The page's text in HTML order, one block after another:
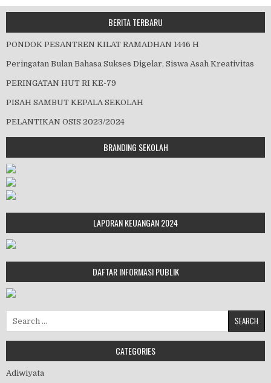
BERITA TERBARU
PONDOK PESANTREN KILAT RAMADHAN 1446 H
Peringatan Bulan Bahasa Sukses Digelar, Siswa Asah Kreativitas
PERINGATAN HUT RI KE-79
PISAH SAMBUT KEPALA SEKOLAH
PELANTIKAN OSIS 2023/2024
BRANDING SEKOLAH
LAPORAN KEUANGAN 2024
DAFTAR INFORMASI PUBLIK
CATEGORIES
Adiwiyata